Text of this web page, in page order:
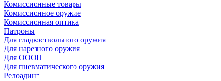
Комиссионные товары
Комиссионное оружие
Комиссионная оптика
Патроны
Для гладкоствольного оружия
Для нарезного оружия
Для ОООП
Для пневматического оружия
Релоадинг